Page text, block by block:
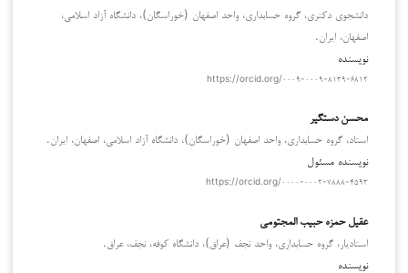
دانشجوی دکتری، گروه حسابداری، واحد اصفهان (خوراسگان)، دانشگاه آزاد اسلامی،
اصفهان، ایران.
نویسنده
https://orcid.org/۰۰۰۹-۰۰۰۹-۸۱۳۹-۶۸۱۲
محسن دستگیر
استاد، گروه حسابداری، واحد اصفهان (خوراسگان)، دانشگاه آزاد اسلامی، اصفهان، ایران.
نویسنده مسئول
https://orcid.org/۰۰۰۰-۰۰۰۲-۷۸۸۸-۴۵۹۳
عقیل حمزه حبیب المجتومى
استادیار، گروه حسابداری، واحد نجف (عراق)، دانشگاه کوفه، نجف، عراق.
نویسنده